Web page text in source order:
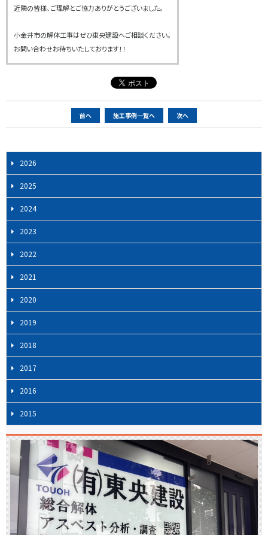
近隣の皆様、ご理解とご協力ありがとうございました。
小金井市の解体工事はぜひ東央建設へご相談ください。
お問い合わせお待ちいたしております！！
ー
ナ
ビ
ゲ
ー
シ
ョ
ン
前へ 施工事例一覧へ 次へ
2026
2025
2024
2023
2022
2021
2020
2019
2018
2017
2016
2015